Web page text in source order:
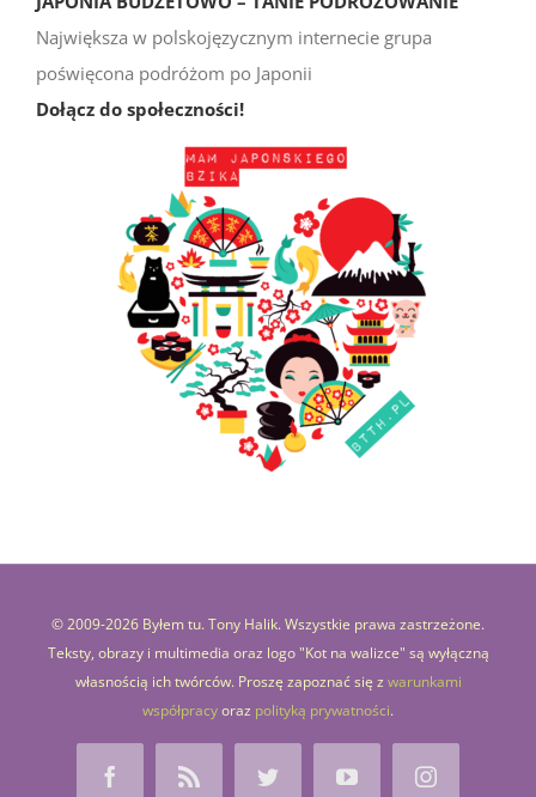
Największa w polskojęzycznym internecie grupa
poświęcona podróżom po Japonii
Dołącz do społeczności!
© 2009-2026 Byłem tu. Tony Halik. Wszystkie prawa zastrzeżone.
Teksty, obrazy i multimedia oraz logo "Kot na walizce" są wyłączną
własnością ich twórców. Proszę zapoznać się z warunkami
współpracyoraz polityką prywatności.
FacebookRss Twitter YouTubeInstagram